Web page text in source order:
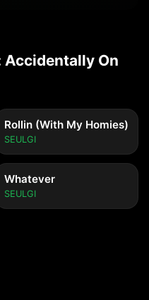
Accidentally On
Rollin (With My Homies)
SEULGI
Whatever
SEULGI